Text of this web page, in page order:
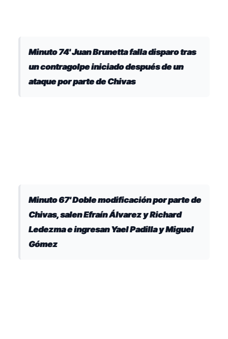
Minuto 74' Juan Brunetta falla disparo tras
un contragolpe iniciado después de un
ataque por parte de Chivas
Minuto 67' Doble modificación por parte de
Chivas, salen Efraín Álvarez y Richard
Ledezma e ingresan Yael Padilla y Miguel
Gómez